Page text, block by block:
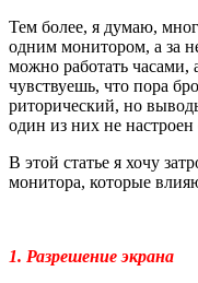
Тем более, я думаю,
одним монитором, а за
можно работать часами,
чувствуешь, что пора
риторический, но
один из них не
В этой статье я хочу
монитора, которые
1. Разрешение экрана